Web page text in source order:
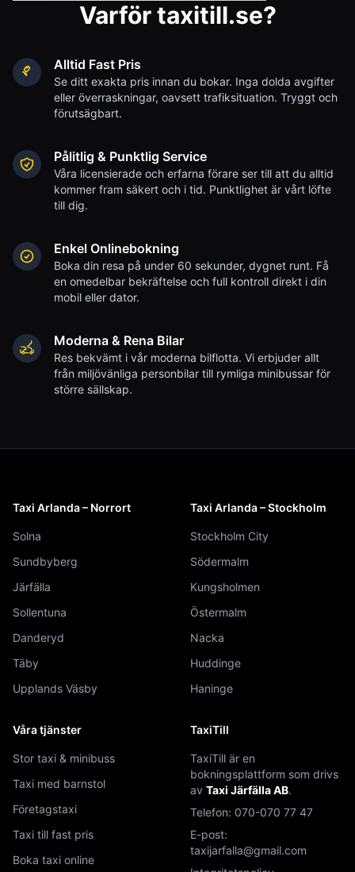
Varför taxitill.se?
Alltid Fast Pris
Se ditt exakta pris innan du bokar. Inga dolda avgifter
eller överraskningar, oavsett trafiksituation. Tryggt och
förutsägbart.
Pålitlig & Punktlig Service
Våra licensierade och erfarna förare ser till att du alltid
kommer fram säkert och i tid. Punktlighet är vårt löfte
till dig.
Enkel Onlinebokning
Boka din resa på under 60 sekunder, dygnet runt. Få
en omedelbar bekräftelse och full kontroll direkt i din
mobil eller dator.
Moderna & Rena Bilar
Res bekvämt i vår moderna bilflotta. Vi erbjuder allt
från miljövänliga personbilar till rymliga minibussar för
större sällskap.
Taxi Arlanda – Norrort
Solna
Sundbyberg
Järfälla
Sollentuna
Danderyd
Täby
Upplands Väsby
Taxi Arlanda – Stockholm
Stockholm City
Södermalm
Kungsholmen
Östermalm
Nacka
Huddinge
Haninge
Våra tjänster
Stor taxi & minibuss
Taxi med barnstol
Företagstaxi
Taxi till fast pris
Boka taxi online
TaxiTill
TaxiTill är en
bokningsplattform som drivs
av Taxi Järfälla AB.
Telefon: 070-070 77 47
E-post:
taxijarfalla@gmail.com